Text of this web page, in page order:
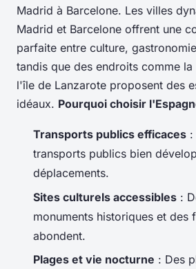
Madrid à Barcelone. Les villes
Madrid et Barcelone offrent une
parfaite entre culture,
tandis que des endroits comme la
l'île de Lanzarote proposent des
idéaux. Pourquoi choisir
Transports publics efficaces :
transports publics bien
déplacements.
Sites culturels accessibles :
monuments historiques et des
abondent.
Plages et vie nocturne : Des